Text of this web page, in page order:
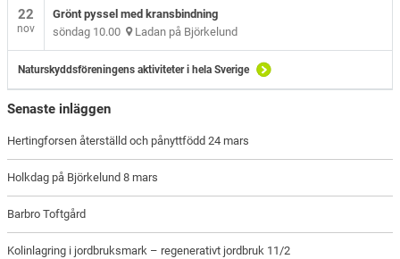
22
nov
Grönt pyssel med kransbindning
söndag 10.00 Ladan på Björkelund
Naturskyddsföreningens aktiviteter i hela Sverige
Senaste inläggen
Hertingforsen återställd och pånyttfödd 24 mars
Holkdag på Björkelund 8 mars
Barbro Toftgård
Kolinlagring i jordbruksmark – regenerativt jordbruk 11/2